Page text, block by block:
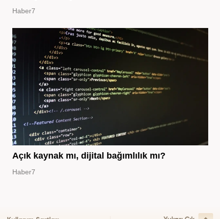
Haber7
Açık kaynak mı, dijital bağımlılık mı?
Haber7